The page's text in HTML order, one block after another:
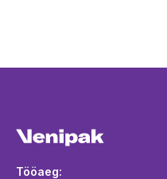
Tööaeg: